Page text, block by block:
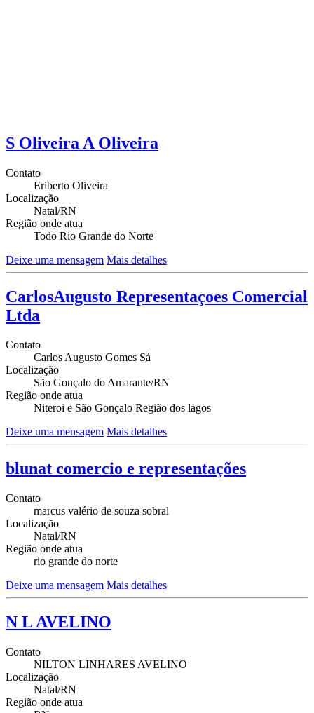
S Oliveira A Oliveira
Contato
Eriberto Oliveira
Localização
Natal/RN
Região onde atua
Todo Rio Grande do Norte
Deixe uma mensagem Mais detalhes
CarlosAugusto Representaçoes Comercial
Ltda
Contato
Carlos Augusto Gomes Sá
Localização
São Gonçalo do Amarante/RN
Região onde atua
Niteroi e São Gonçalo Região dos lagos
Deixe uma mensagem Mais detalhes
blunat comercio e representações
Contato
marcus valério de souza sobral
Localização
Natal/RN
Região onde atua
rio grande do norte
Deixe uma mensagem Mais detalhes
N L AVELINO
Contato
NILTON LINHARES AVELINO
Localização
Natal/RN
Região onde atua